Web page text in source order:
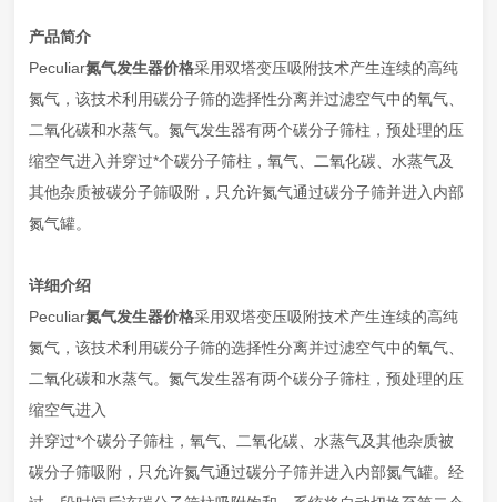
产品简介
Peculiar氮气发生器价格采用双塔变压吸附技术产生连续的高纯
氮气，该技术利用碳分子筛的选择性分离并过滤空气中的氧气、
二氧化碳和水蒸气。氮气发生器有两个碳分子筛柱，预处理的压
缩空气进入并穿过*个碳分子筛柱，氧气、二氧化碳、水蒸气及
其他杂质被碳分子筛吸附，只允许氮气通过碳分子筛并进入内部
氮气罐。
详细介绍
Peculiar氮气发生器价格采用双塔变压吸附技术产生连续的高纯
氮气，该技术利用碳分子筛的选择性分离并过滤空气中的氧气、
二氧化碳和水蒸气。氮气发生器有两个碳分子筛柱，预处理的压
缩空气进入
并穿过*个碳分子筛柱，氧气、二氧化碳、水蒸气及其他杂质被
碳分子筛吸附，只允许氮气通过碳分子筛并进入内部氮气罐。经